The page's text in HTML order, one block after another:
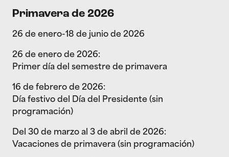
Primavera de 2026
26 de enero-18 de junio de 2026
26 de enero de 2026:
Primer día del semestre de primavera
16 de febrero de 2026:
Día festivo del Día del Presidente (sin
programación)
Del 30 de marzo al 3 de abril de 2026:
Vacaciones de primavera (sin programación)